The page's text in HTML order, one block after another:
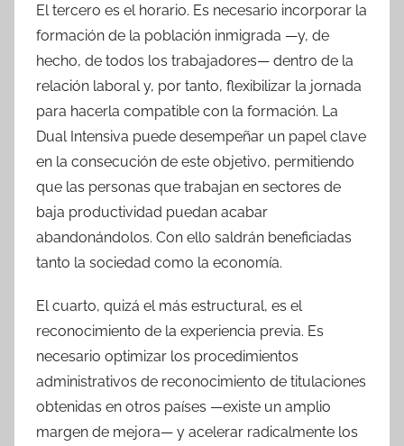
El tercero es el horario. Es necesario incorporar la
formación de la población inmigrada —y, de
hecho, de todos los trabajadores— dentro de la
relación laboral y, por tanto, flexibilizar la jornada
para hacerla compatible con la formación. La
Dual Intensiva puede desempeñar un papel clave
en la consecución de este objetivo, permitiendo
que las personas que trabajan en sectores de
baja productividad puedan acabar
abandonándolos. Con ello saldrán beneficiadas
tanto la sociedad como la economía.
El cuarto, quizá el más estructural, es el
reconocimiento de la experiencia previa. Es
necesario optimizar los procedimientos
administrativos de reconocimiento de titulaciones
obtenidas en otros países —existe un amplio
margen de mejora— y acelerar radicalmente los